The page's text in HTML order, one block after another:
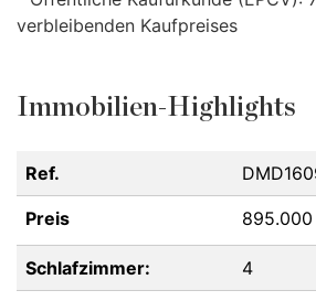
verbleibenden Kaufpreises
Immobilien-Highlights
Ref.
Preis
Schlafzimmer: 4